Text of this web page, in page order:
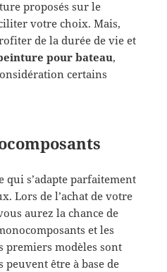
proposés sur le
votre choix. Mais,
de la durée de vie et
pour bateau,
certains
qui s’adapte parfaitement
Lors de l’achat de votre
aurez la chance de
et les
premiers modèles sont
peuvent être à base de